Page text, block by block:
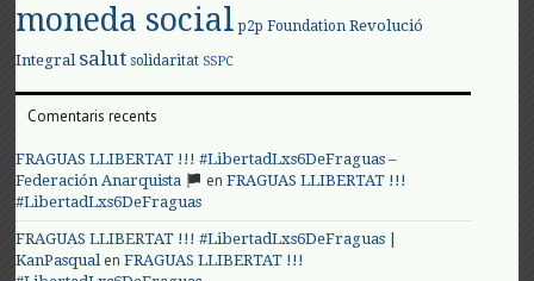
moneda social p2p Foundation Revolució
Integral salut solidaritat SSPC
Comentaris recents
FRAGUAS LLIBERTAT !!! #LibertadLxs6DeFraguas –
Federación Anarquista
enFRAGUAS LLIBERTAT !!!
#LibertadLxs6DeFraguas
FRAGUAS LLIBERTAT !!! #LibertadLxs6DeFraguas |
KanPasqualenFRAGUAS LLIBERTAT !!!